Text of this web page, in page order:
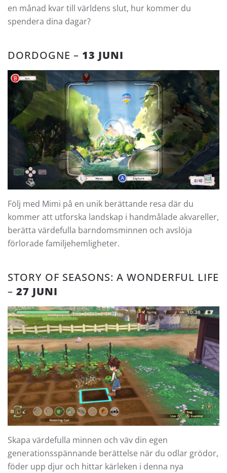
en månad kvar till världens slut, hur kommer du
spendera dina dagar?
DORDOGNE – 13 JUNI
Följ med Mimi på en unik berättande resa där du
kommer att utforska landskap i handmålade akvareller,
berätta värdefulla barndomsminnen och avslöja
förlorade familjehemligheter.
STORY OF SEASONS: A WONDERFUL LIFE
– 27 JUNI
Skapa värdefulla minnen och väv din egen
generationsspännande berättelse när du odlar grödor,
föder upp djur och hittar kärleken i denna nya